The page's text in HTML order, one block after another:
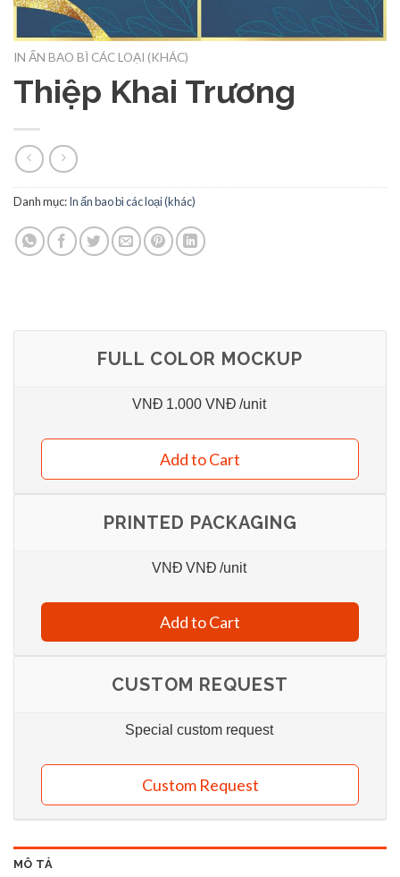
IN ẤN BAO BÌ CÁC LOẠI (KHÁC)
Thiệp Khai Trương
Danh mục:In ấn bao bì các loại (khác)
FULL COLOR MOCKUP
VNĐ 1.000 VNĐ /unit
Add to Cart
PRINTED PACKAGING
VNĐ VNĐ /unit
Add to Cart
CUSTOM REQUEST
Special custom request
Custom Request
MÔ TẢ